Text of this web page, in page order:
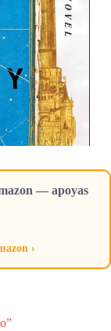
— apoyas
›